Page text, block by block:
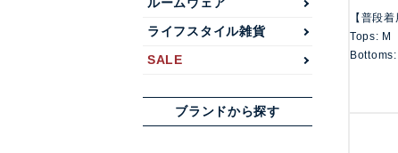
ライフスタイル雑貨
SALE
ブランドから探す
【普段着
Tops: M
Bottoms: